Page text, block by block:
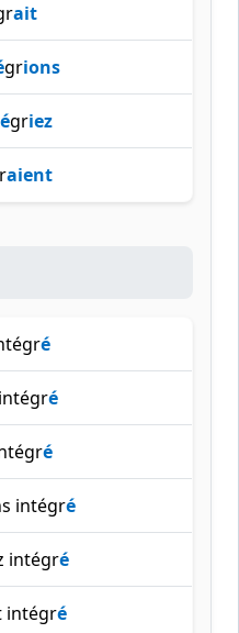
ait
grions
égriez
aient
é
é
é
intégré
intégré
intégré